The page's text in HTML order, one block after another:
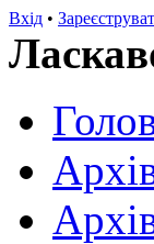
Вхід •